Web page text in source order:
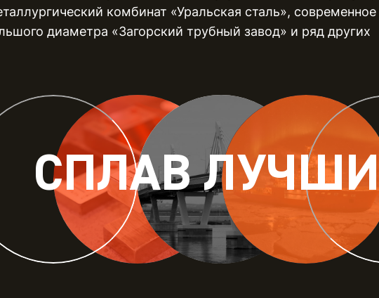
комбинат «Уральская сталь», современное
диаметра «Загорский трубный завод» и ряд других
СПЛАВ